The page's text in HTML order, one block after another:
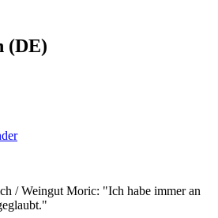
(DE)
/ Weingut Moric: "Ich habe immer an